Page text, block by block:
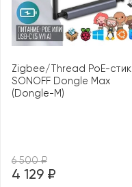
Zigbee/Thread PoE-стик
SONOFF Dongle Max
(Dongle-M)
6 500 ₽
4 129 ₽